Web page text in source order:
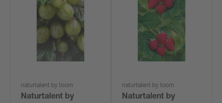
naturtalent by toom
Naturtalent by
naturtalent by toom
Naturtalent by